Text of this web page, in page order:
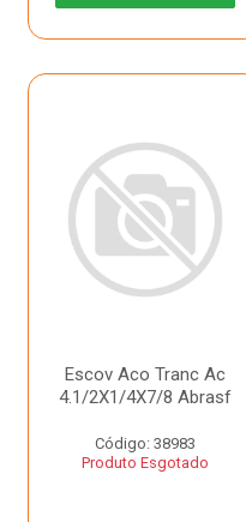
Escov Aco Tranc Ac
4.1/2X1/4X7/8 Abrasf
Código: 38983
Produto Esgotado